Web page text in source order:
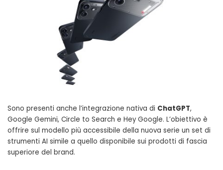
Sono presenti anche l’integrazione nativa di ChatGPT,
Google Gemini, Circle to Search e Hey Google. L’obiettivo è
offrire sul modello più accessibile della nuova serie un set di
strumenti AI simile a quello disponibile sui prodotti di fascia
superiore del brand.